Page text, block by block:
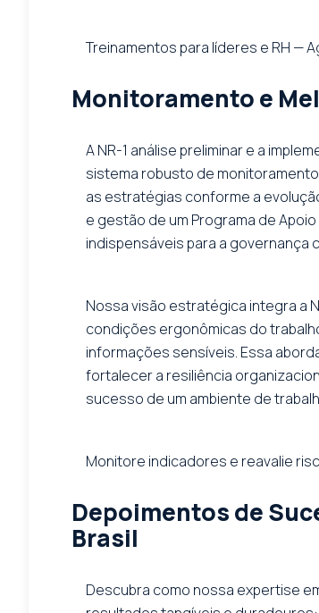
Treinamentos para líderes e RH —
Monitoramento e
A NR-1 análise preliminar e a
sistema robusto de
as estratégias conforme a
e gestão de um Programa de
indispensáveis para a
Nossa visão estratégica integra a
condições ergonômicas do
informações sensíveis. Essa
fortalecer a resiliência
sucesso de um ambiente de
Monitore indicadores e reavalie
Depoimentos de
Brasil
Descubra como nossa expertise